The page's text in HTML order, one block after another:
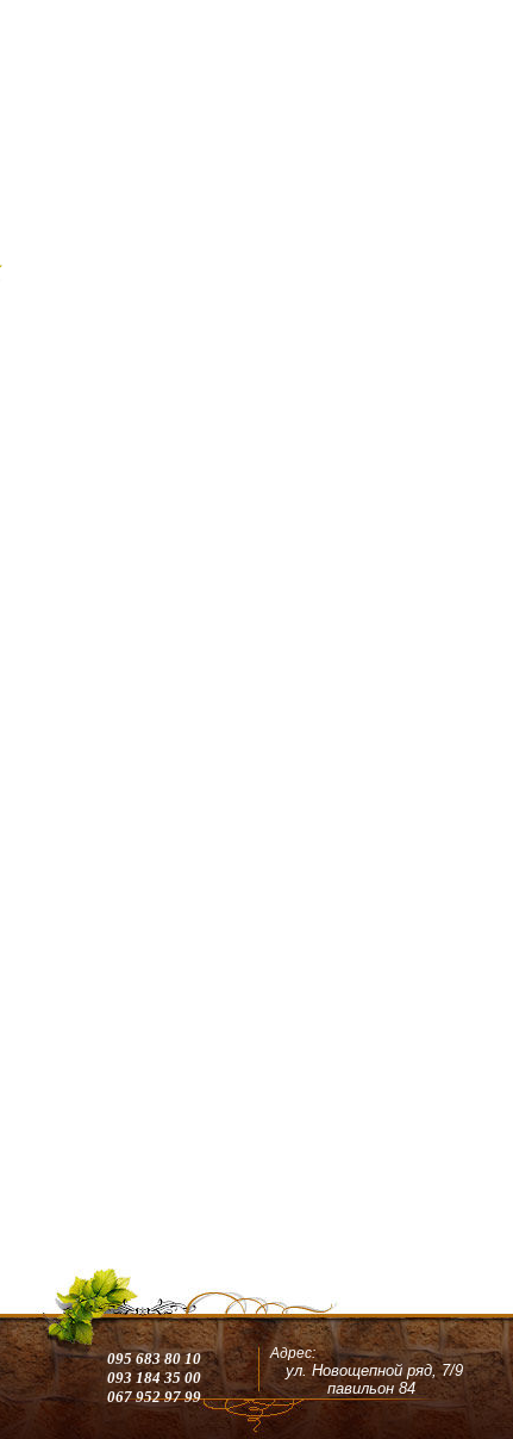
095 683 80 10
093 184 35 00
067 952 97 99
Адрес:
ул. Новощепной ряд, 7/9
павильон 84